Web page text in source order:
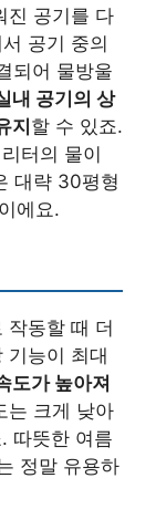
진 공기를 다
공기 중의
되어 물방울
내 공기의 상
지할 수 있죠.
터의 물이
대략 30평형
에요.
작동할 때 더
기능이 최대
도가 높아져
는 크게 낮아
따뜻한 여름
정말 유용하